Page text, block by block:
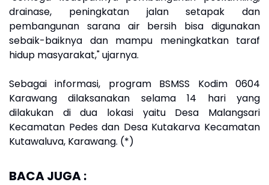
drainase, peningkatan jalan setapak dan
pembangunan sarana air bersih bisa digunakan
sebaik-baiknya dan mampu meningkatkan taraf
hidup masyarakat," ujarnya.
Sebagai informasi, program BSMSS Kodim 0604
Karawang dilaksanakan selama 14 hari yang
dilakukan di dua lokasi yaitu Desa Malangsari
Kecamatan Pedes dan Desa Kutakarva Kecamatan
Kutawaluva, Karawang. (*)
BACA JUGA :